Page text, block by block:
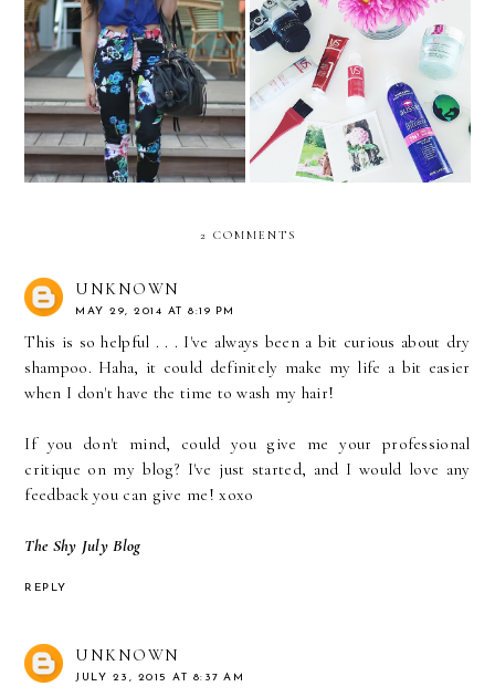
Belleza L'Oreal Dinner!
Beauty Review: My top 5
P&G Products
2 COMMENTS
UNKNOWN
MAY 29, 2014 AT 8:19 PM
This is so helpful . . . I've always been a bit curious about dry
shampoo. Haha, it could definitely make my life a bit easier
when I don't have the time to wash my hair!
If you don't mind, could you give me your professional
critique on my blog? I've just started, and I would love any
feedback you can give me! xoxo
The Shy July Blog
REPLY
UNKNOWN
JULY 23, 2015 AT 8:37 AM